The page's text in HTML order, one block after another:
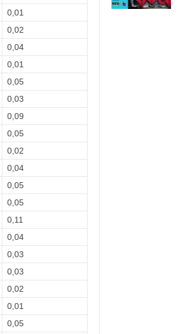
0,01
0,02
0,04
0,01
0,05
0,03
0,09
0,05
0,02
0,04
0,05
0,05
0,11
0,04
0,03
0,03
0,02
0,01
0,05